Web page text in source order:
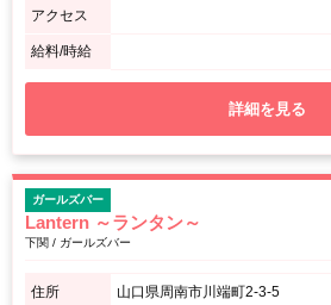
アクセス
給料/時給
詳細を見る
ガールズバー
Lantern ～ランタン～
下関 / ガールズバー
住所 山口県周南市川端町2-3-5